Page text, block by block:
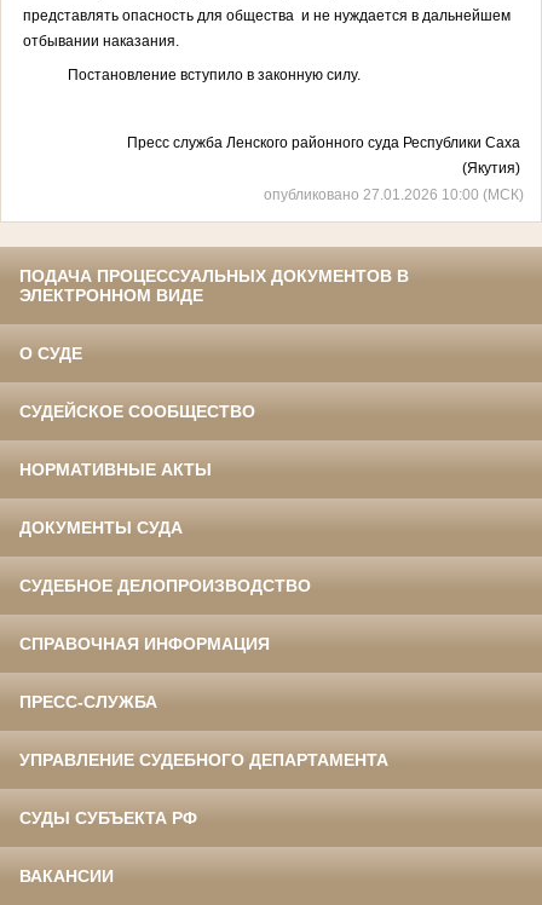
представлять опасность для общества и не нуждается в дальнейшем
отбывании наказания.
Постановление вступило в законную силу.
Пресс служба Ленского районного суда Республики Саха
(Якутия)
опубликовано 27.01.2026 10:00 (МСК)
ПОДАЧА ПРОЦЕССУАЛЬНЫХ ДОКУМЕНТОВ В
ЭЛЕКТРОННОМ ВИДЕ
О СУДЕ
СУДЕЙСКОЕ СООБЩЕСТВО
НОРМАТИВНЫЕ АКТЫ
ДОКУМЕНТЫ СУДА
СУДЕБНОЕ ДЕЛОПРОИЗВОДСТВО
СПРАВОЧНАЯ ИНФОРМАЦИЯ
ПРЕСС-СЛУЖБА
УПРАВЛЕНИЕ СУДЕБНОГО ДЕПАРТАМЕНТА
СУДЫ СУБЪЕКТА РФ
ВАКАНСИИ